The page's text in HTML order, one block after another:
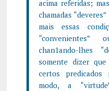
acima referidas;
chamadas
mais essas
“convenientes”
chan1ando-lhes
somente dizer que
certos predicados
modo, a